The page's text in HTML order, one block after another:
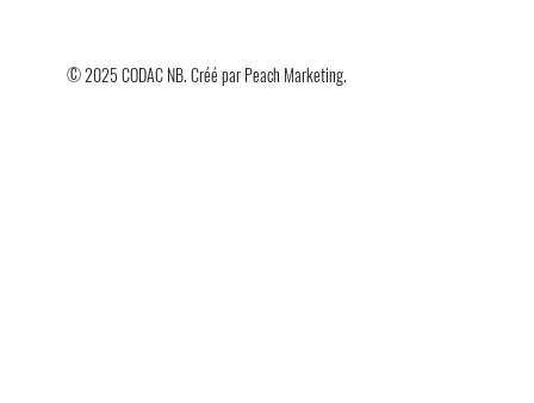
© 2025 CODAC NB. Créé parPeach Marketing.